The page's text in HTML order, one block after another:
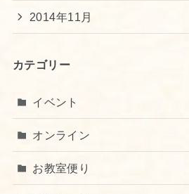
2014年11月
カテゴリー
イベント
オンライン
お教室便り